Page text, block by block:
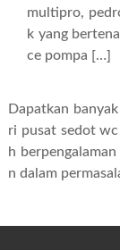
multipro,
k yang
ce pompa […]
Dapatkan
ri pusat sedot
h
n dalam